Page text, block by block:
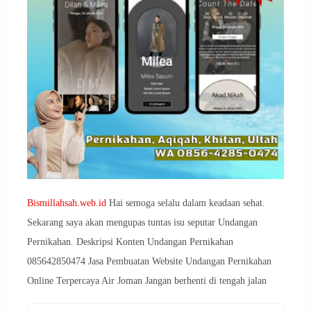
Bismillahsah.web.idHai semoga selalu dalam keadaan sehat.
Sekarang saya akan mengupas tuntas isu seputar Undangan
Pernikahan. Deskripsi Konten Undangan Pernikahan
085642850474 Jasa Pembuatan Website Undangan Pernikahan
Online Terpercaya Air Joman Jangan berhenti di tengah jalan